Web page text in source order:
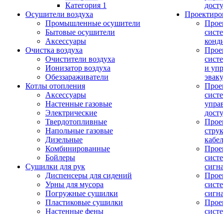
Категория 1
Осушители воздуха
Промышленные осушители
Бытовые осушители
Аксессуары
Очистка воздуха
Очистители воздуха
Ионизатор воздуха
Обеззараживатели
Котлы отопления
Аксессуары
Настенные газовые
Электрические
Твердотопливные
Напольные газовые
Дизельные
Комбинированные
Бойлеры
Сушилки для рук
Диспенсеры для сидений
Урны для мусора
Погружные сушилки
Пластиковые сушилки
Настенные фены
и